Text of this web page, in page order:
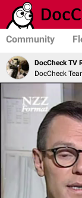
Community
DocCheck TV
DocCheck